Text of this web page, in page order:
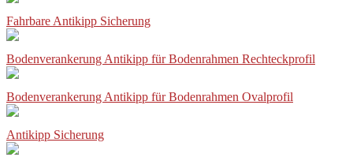
Fahrbare Antikipp Sicherung
Bodenverankerung Antikipp für Bodenrahmen Rechteckprofil
Bodenverankerung Antikipp für Bodenrahmen Ovalprofil
Antikipp Sicherung